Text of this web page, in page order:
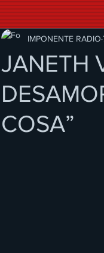
Vida
JANETH
COSA”
IMPONENTE RADIO